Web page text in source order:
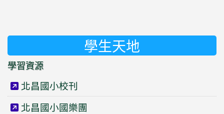
學生天地
學習資源
北昌國小校刊
北昌國小國樂團